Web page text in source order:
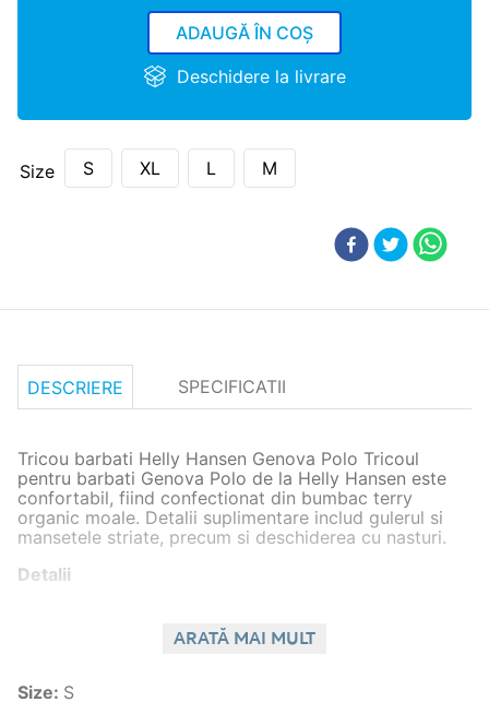
ADAUGĂ ÎN COȘ
Deschidere la livrare
Size S XL L M
DESCRIERE SPECIFICATII
Tricou barbati Helly Hansen Genova Polo Tricoul
pentru barbati Genova Polo de la Helly Hansen este
confortabil, fiind confectionat din bumbac terry
organic moale. Detalii suplimentare includ gulerul si
mansetele striate, precum si deschiderea cu nasturi.
Detalii
A se spala pe dos. Culorile inchise se spala
Culorile deschise pot pierde din nuanta in timp. A
ARATĂ MAI MULT
Size: S